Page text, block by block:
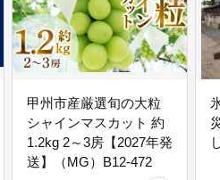
甲州市産厳選旬の大粒
シャインマスカット 約
1.2kg 2～3房【2027年発
送】（MG）B12-472